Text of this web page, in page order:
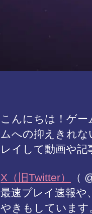
こんにちは！ゲー
ムへの抑えきれ
レイして動画や記
X（旧Twitter）
（
最速プレイ速報や
やきもしています